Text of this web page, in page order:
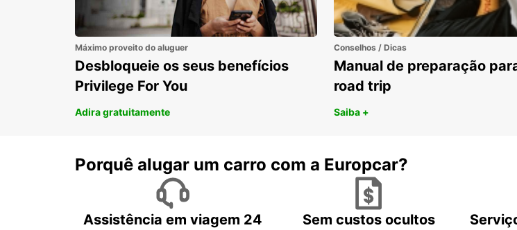
Máximo proveito do aluguer
Desbloqueie os seus benefícios
Privilege For You
Adira gratuitamente
Conselhos / Dicas
Manual de preparação
road trip
Saiba +
Porquê alugar um carro com a Europcar?
Assistência em viagem 24
Sem custos ocultos